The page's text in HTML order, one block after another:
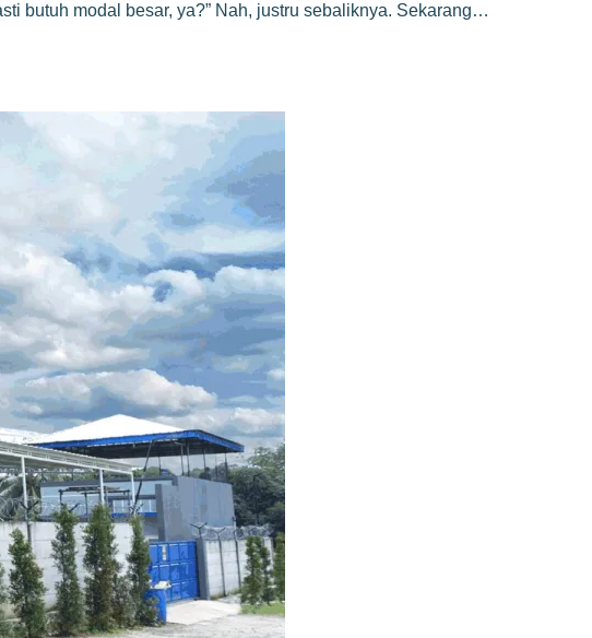
butuh modal besar, ya?” Nah, justru sebaliknya. Sekarang…